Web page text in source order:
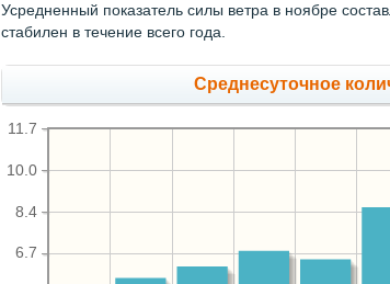
Усредненный показатель силы ветра в ноябре
стабилен в течение всего года.
Среднесуточное
6.7
8.4
10.0
11.7